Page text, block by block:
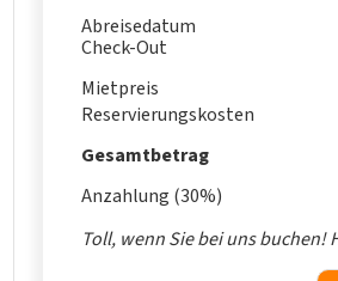
Abreisedatum
Check-Out
Mietpreis
Reservierungskosten
Gesamtbetrag
Anzahlung (30%)
Toll, wenn Sie bei uns buchen!